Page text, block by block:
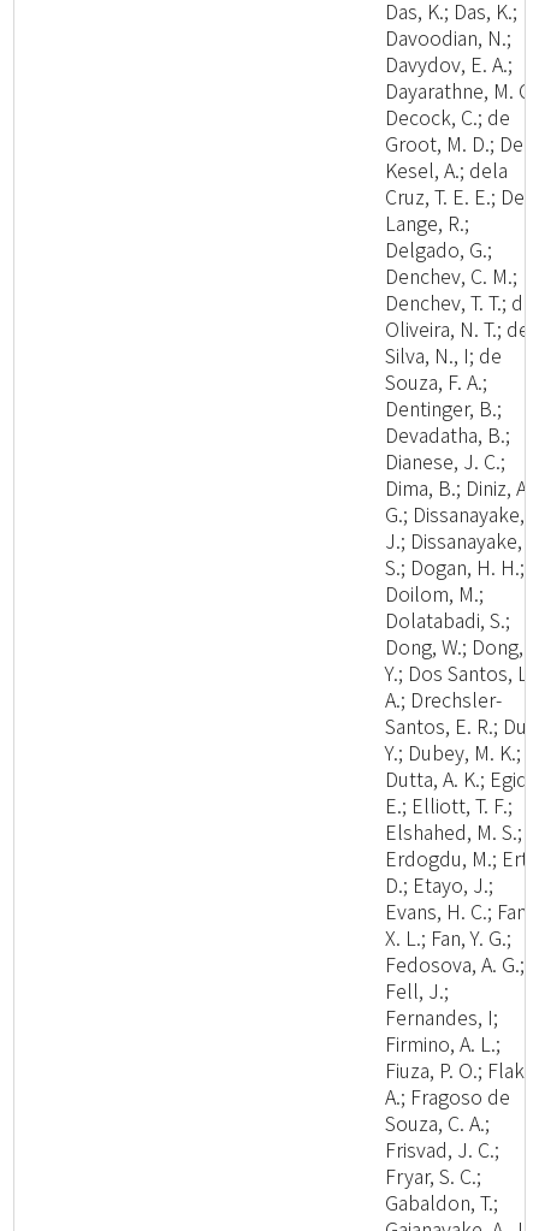
Das, K.; Das, K.;
Davoodian, N.;
Davydov, E. A.;
Dayarathne, M.
Decock, C.; de
Groot, M. D.; De
Kesel, A.; dela
Cruz, T. E. E.; De
Lange, R.;
Delgado, G.;
Denchev, C. M.;
Denchev, T. T.; de
Oliveira, N. T.; de
Silva, N., I; de
Souza, F. A.;
Dentinger, B.;
Devadatha, B.;
Dianese, J. C.;
Dima, B.; Diniz, A.
G.; Dissanayake,
J.; Dissanayake,
S.; Dogan, H. H.;
Doilom, M.;
Dolatabadi, S.;
Dong, W.; Dong,
Y.; Dos Santos, L.
A.; Drechsler-
Santos, E. R.; Du,
Y.; Dubey, M. K.;
Dutta, A. K.; Egidi,
E.; Elliott, T. F.;
Elshahed, M. S.;
Erdogdu, M.;
D.; Etayo, J.;
Evans, H. C.; Fan,
X. L.; Fan, Y. G.;
Fedosova, A. G.;
Fell, J.;
Fernandes, I;
Firmino, A. L.;
Fiuza, P. O.;
A.; Fragoso de
Souza, C. A.;
Frisvad, J. C.;
Fryar, S. C.;
Gabaldon, T.;